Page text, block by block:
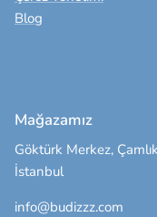
Blog
Mağazamız
Göktürk Merkez,
İstanbul
info@budizzz.com